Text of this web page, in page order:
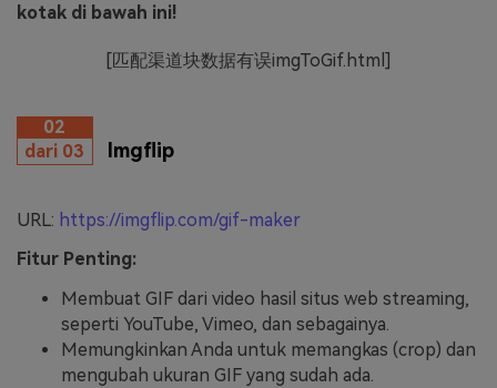
kotak di bawah ini!
[匹配渠道块数据有误imgToGif.html]
02
dari 03
Imgflip
URL: https://imgflip.com/gif-maker
Fitur Penting:
Membuat GIF dari video hasil situs web streaming,
seperti YouTube, Vimeo, dan sebagainya.
Memungkinkan Anda untuk memangkas (crop) dan
mengubah ukuran GIF yang sudah ada.